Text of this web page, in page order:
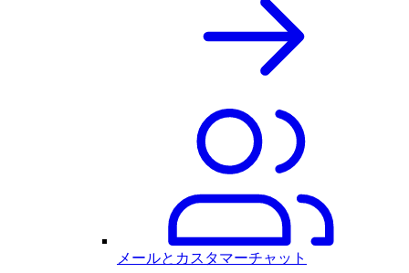
メールとカスタマーチャット